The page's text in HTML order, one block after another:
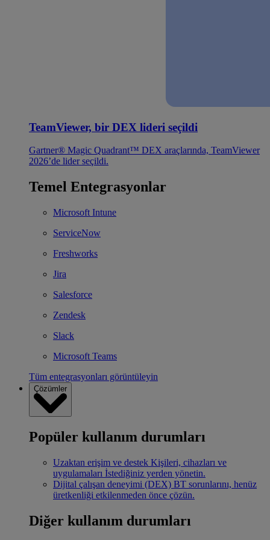
TeamViewer, bir DEX lideri seçildi
Gartner® Magic Quadrant™ DEX araçlarında, TeamViewer
2026’de lider seçildi.
Temel Entegrasyonlar
Microsoft Intune
ServiceNow
Freshworks
Jira
Salesforce
Zendesk
Slack
Microsoft Teams
Tüm entegrasyonları görüntüleyin
Çözümler
Popüler kullanım durumları
Uzaktan erişim ve destek Kişileri, cihazları ve
uygulamaları İstediğiniz yerden yönetin.
Dijital çalışan deneyimi (DEX) BT sorunlarını, henüz
üretkenliği etkilenmeden önce çözün.
Diğer kullanım durumları